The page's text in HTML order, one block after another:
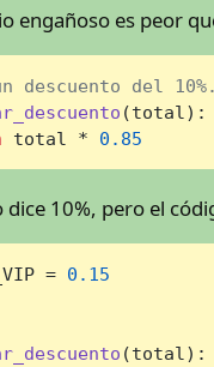
engañoso es peor
descuento del 10%.
(total ):
total * 0.85
dice 10%, pero el
= 0.15
(total ):